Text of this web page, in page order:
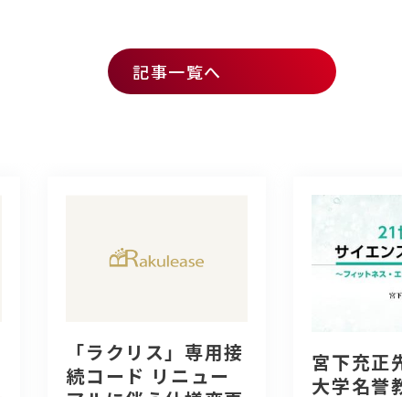
「ラクリス」専用接
続コード リニュー
宮下充正
大学名
記事一覧へ